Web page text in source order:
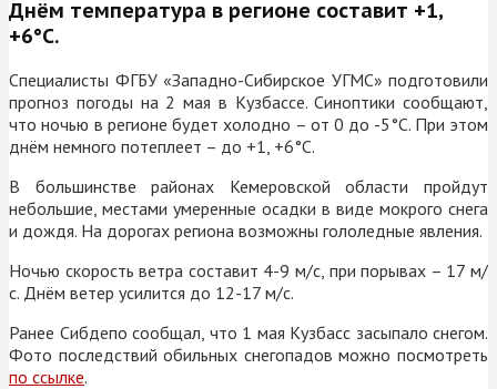
Днём температура в регионе составит +1,
+6°C.
Специалисты ФГБУ «Западно-Сибирское УГМС» подготовили
прогноз погоды на 2 мая в Кузбассе. Синоптики сообщают,
что ночью в регионе будет холодно – от 0 до -5°C. При этом
днём немного потеплеет – до +1, +6°C.
В большинстве районах Кемеровской области пройдут
небольшие, местами умеренные осадки в виде мокрого снега
и дождя. На дорогах региона возможны гололедные явления.
Ночью скорость ветра составит 4-9 м/с, при порывах – 17 м/
с. Днём ветер усилится до 12-17 м/с.
Ранее Сибдепо сообщал, что 1 мая Кузбасс засыпало снегом.
Фото последствий обильных снегопадов можно посмотреть
по ссылке.